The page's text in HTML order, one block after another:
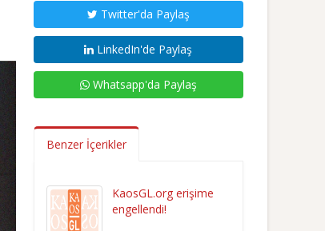
Twitter'da Paylaş
LinkedIn'de Paylaş
Whatsapp'da Paylaş
Benzer İçerikler
KaosGL.org erişime
engellendi!